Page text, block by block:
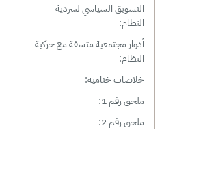
التسويق السياسي لسردية
النظام:
أدوار مجتمعية متسقة مع حركية
النظام:
خلاصات ختامية:
ملحق رقم 1:
ملحق رقم 2: